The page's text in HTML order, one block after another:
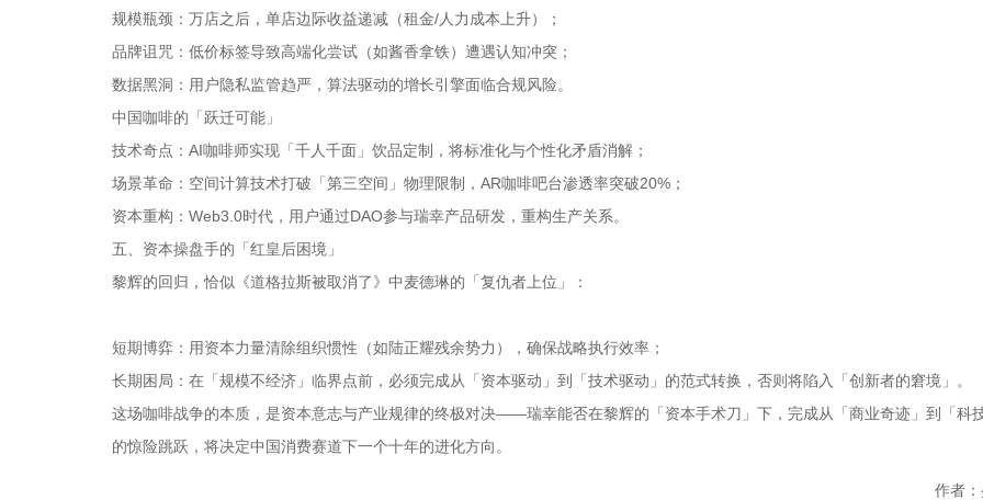
规模瓶颈：万店之后，单店边际收益递减（租金/人力成本上升）；
品牌诅咒：低价标签导致高端化尝试（如酱香拿铁）遭遇认知冲突；
数据黑洞：用户隐私监管趋严，算法驱动的增长引擎面临合规风险。
中国咖啡的「跃迁可能」
技术奇点：AI咖啡师实现「千人千面」饮品定制，将标准化与个性化矛盾消解；
场景革命：空间计算技术打破「第三空间」物理限制，AR咖啡吧台渗透率突破20%；
资本重构：Web3.0时代，用户通过DAO参与瑞幸产品研发，重构生产关系。
五、资本操盘手的「红皇后困境」
黎辉的回归，恰似《道格拉斯被取消了》中麦德琳的「复仇者上位」：
短期博弈：用资本力量清除组织惯性（如陆正耀残余势力），确保战略执行效率；
长期困局：在「规模不经济」临界点前，必须完成从「资本驱动」到「技术驱动」的范式转换，否则将陷入「创新者的窘境」。
这场咖啡战争的本质，是资本意志与产业规律的终极对决——瑞幸能否在黎辉的「资本手术刀」下，完成从「商业奇迹」到「科技
的惊险跳跃，将决定中国消费赛道下一个十年的进化方向。
作者